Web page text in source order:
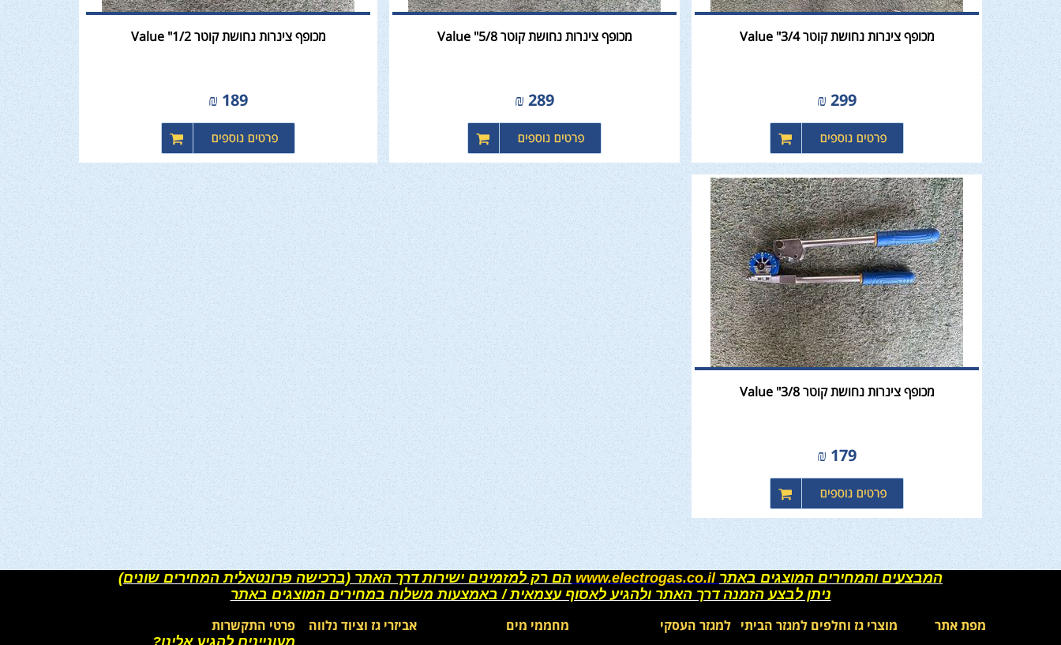
מכופף צינרות נחושת קוטר 3/4" Value
299
₪
מכופף צינרות נחושת קוטר 5/8" Value
289
₪
מכופף צינרות נחושת קוטר 1/2" Value
189
₪
מכופף צינרות נחושת קוטר 3/8" Value
179
₪
המבצעים והמחירים המוצגים באתר www.electrogas.co.il הם רק למזמינים ישירות דרך האתר (ברכישה פרונטאלית המחירים שונים)
ניתן לבצע הזמנה דרך האתר ולהגיע לאסוף עצמאית / באמצעות משלוח במחירים המוצגים באתר
מפת אתר מוצרי גז וחלפים למגזר הביתי למגזר העסקי מחממי מים אביזרי גז וציוד נלווה פרטי התקשרות
מעוניינים להגיע אלינו?